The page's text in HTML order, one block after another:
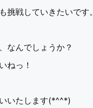
挑戦していきたいです。
なんでしょうか？
ねっ！
いたします(*^^*)